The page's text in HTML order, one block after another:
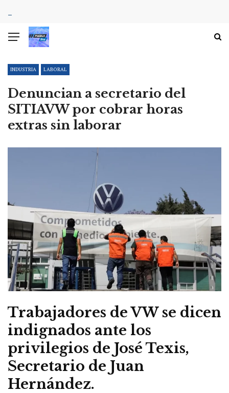
INDUSTRIA LABORAL
Denuncian a secretario del
SITIAVW por cobrar horas
extras sin laborar
Trabajadores de VW se dicen
indignados ante los
privilegios de José Texis,
Secretario de Juan
Hernández.